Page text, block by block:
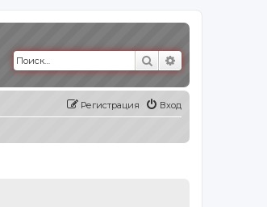
Поиск
Вход
Регистрация